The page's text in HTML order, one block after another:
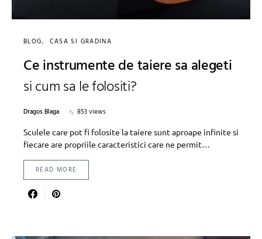
BLOG CASA SI GRADINA
Ce instrumente de taiere sa alegeti
si cum sa le folositi?
Dragos Blaga
853 views
Sculele care pot fi folosite la taiere sunt aproape infinite si
fiecare are propriile caracteristici care ne permit…
READ MORE